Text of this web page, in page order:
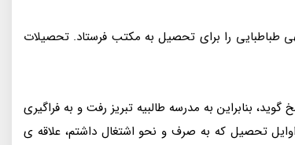
طباطبایی را برای تحصیل به مکتب فرستاد. تحصیلات
بنابراین به مدرسه طالبیه تبریز رفت و به فراگیری
تحصیل که به صرف و نحو اشتغال داشتم، علاقه ی